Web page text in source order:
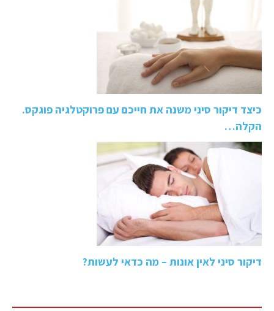
כיצד דיקור סיני משנה את חייכם עם פרוקטלגיה פוגקס.
הקלה…
דיקור סיני לאין אונות – מה כדאי לעשות?